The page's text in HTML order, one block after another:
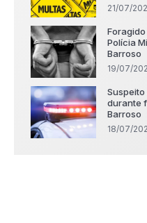
21/07/
Polícia
Barroso
19/07/
durante
Barroso
18/07/